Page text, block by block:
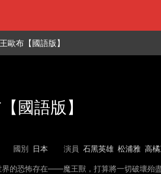
歐布【國語版】
國語版】
國別 日本 演員 石黑英雄 松浦雅 高
的恐怖存在——魔王獸，打算將一切破壞殆